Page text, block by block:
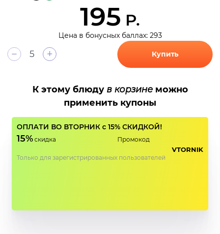
195 Р.
Цена в бонусных баллах: 293
+ Купить
К этому блюду в корзинеможно
применить купоны
ОПЛАТИ ВО ВТОРНИК с 15% СКИДКОЙ!
15% скидка Промокод
VTORNIK
Только для зарегистрированных пользователей